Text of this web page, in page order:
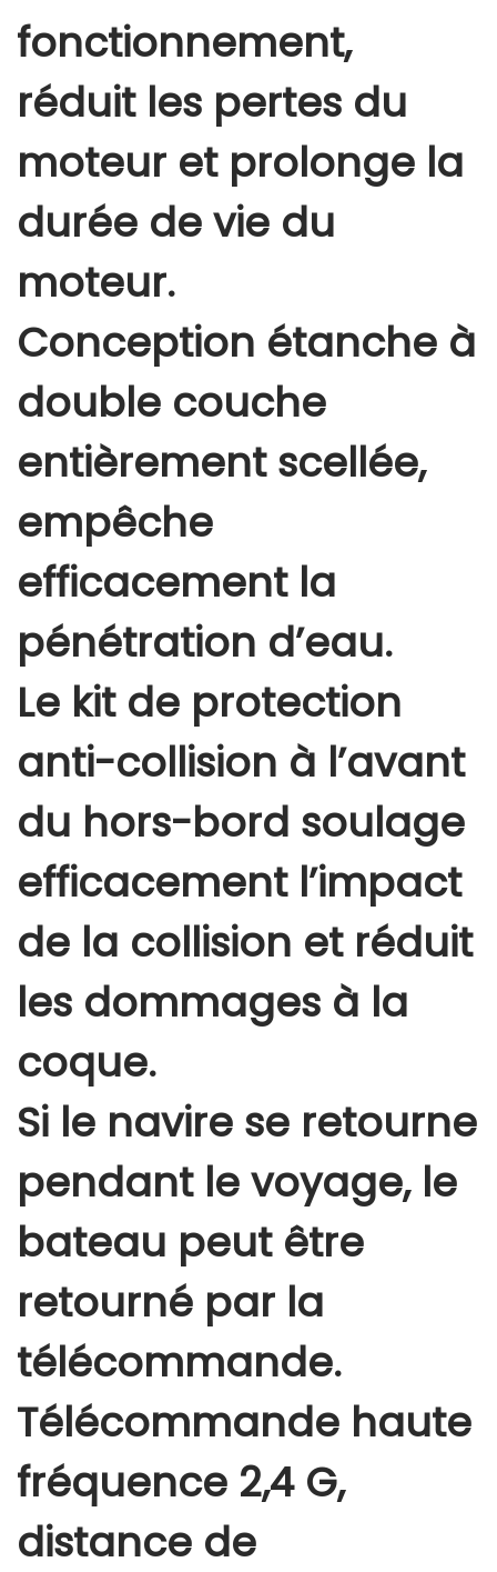
fonctionnement,
réduit les pertes du
moteur et prolonge la
durée de vie du
moteur.
Conception étanche à
double couche
entièrement scellée,
empêche
efficacement la
pénétration d’eau.
Le kit de protection
anti-collision à l’avant
du hors-bord soulage
efficacement l’impact
de la collision et réduit
les dommages à la
coque.
Si le navire se retourne
pendant le voyage, le
bateau peut être
retourné par la
télécommande.
Télécommande haute
fréquence 2,4 G,
distance de